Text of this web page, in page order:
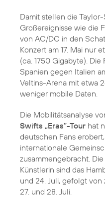
Damit stellen die
Großereignisse wie die
von AC/DC in den
Konzert am 17. Mai nur
(ca. 1750 Gigabyte).
Spanien gegen Italien
Veltins-Arena mit etwa
weniger mobile Daten.
Die Mobilitätsanalyse
Swifts „Eras”-Tour hat
deutschen Fans
internationale
zusammengebracht.
Künstlerin sind das
und 24. Juli, gefolgt
27. und 28. Juli.